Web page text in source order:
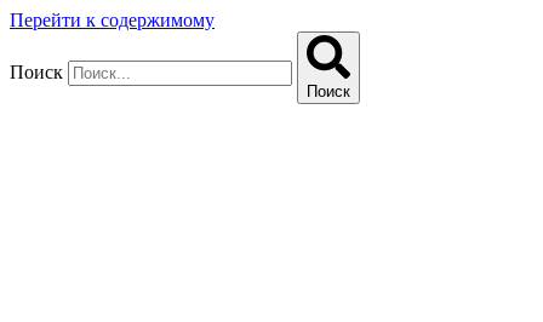
Перейти к содержимому
Поиск
Поиск